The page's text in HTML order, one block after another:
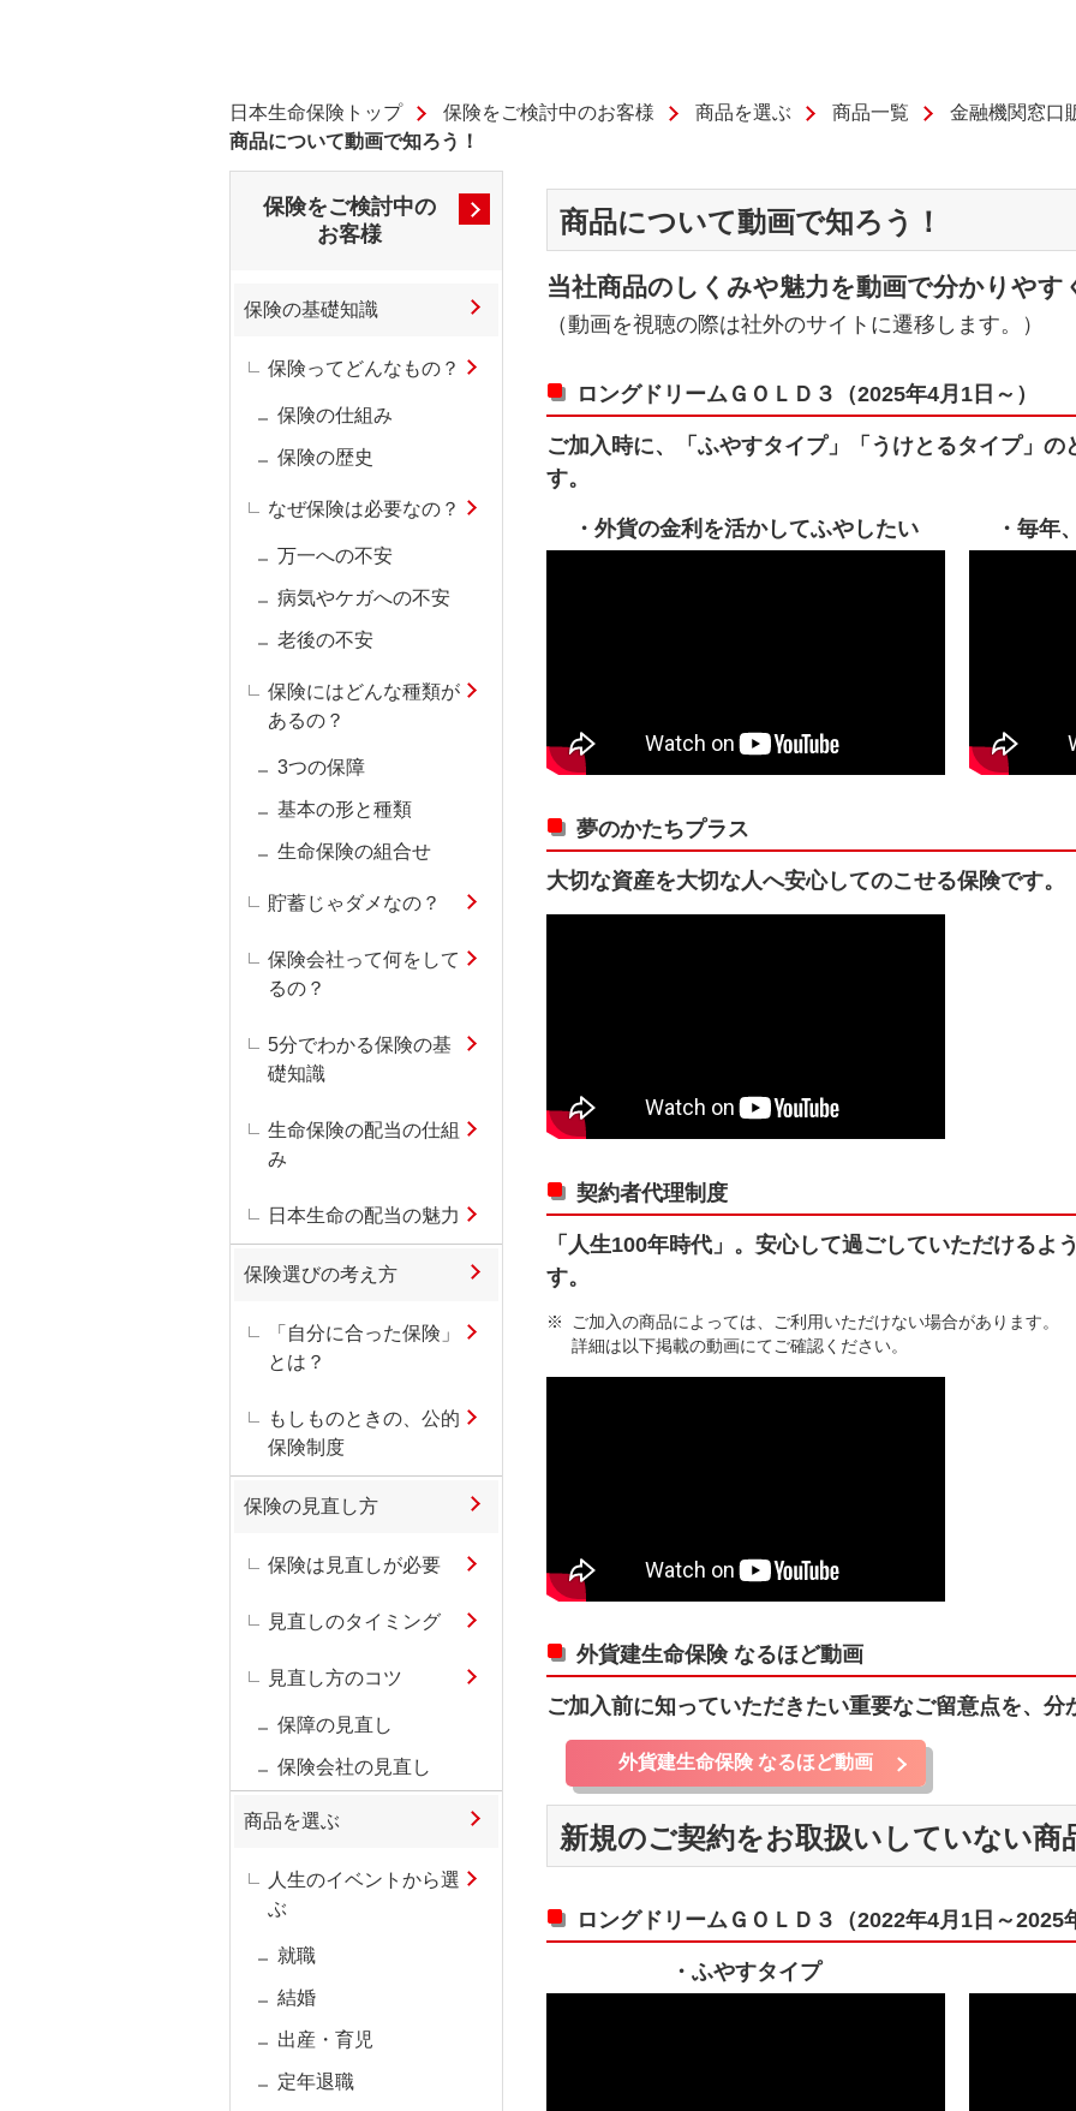
日本生命保険トップ 保険をご検討中のお客様 商品を選ぶ 商品一覧
金融機関窓口
商品について動画で知ろう！
商品について動画で知ろう！
当社商品のしくみや魅力を動画で分かりやす
（動画を視聴の際は社外のサイトに遷移します。）
ロングドリームＧＯＬＤ３（2025年4月1日～）
ご加入時に、「ふやすタイプ」「うけとるタイプ」の
す。
・外貨の金利を活かしてふやしたい
・毎年
夢のかたちプラス
大切な資産を大切な人へ安心してのこせる保険です。
契約者代理制度
「人生100年時代」。安心して過ごしていただけるよ
す。
※
ご加入の商品によっては、ご利用いただけない場合があります。
詳細は以下掲載の動画にてご確認ください。
外貨建生命保険 なるほど動画
ご加入前に知っていただきたい重要なご留意点を、分
外貨建生命保険 なるほど動画
新規のご契約をお取扱いしていない商
ロングドリームＧＯＬＤ３（2022年4月1日～2025
・ふやすタイプ
保険をご検討中の
お客様
保険の基礎知識
保険ってどんなもの？
保険の仕組み
保険の歴史
なぜ保険は必要なの？
万一への不安
病気やケガへの不安
老後の不安
保険にはどんな種類が
あるの？
3つの保障
基本の形と種類
生命保険の組合せ
貯蓄じゃダメなの？
保険会社って何をして
るの？
5分でわかる保険の基
礎知識
生命保険の配当の仕組
み
日本生命の配当の魅力
保険選びの考え方
「自分に合った保険」
とは？
もしものときの、公的
保険制度
保険の見直し方
保険は見直しが必要
見直しのタイミング
見直し方のコツ
保障の見直し
保険会社の見直し
商品を選ぶ
人生のイベントから選
ぶ
就職
結婚
出産・育児
定年退職